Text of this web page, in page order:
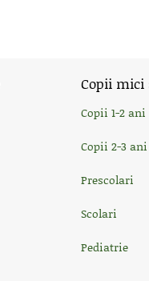
Copii
Copii 1-2 ani
Copii 2-3 ani
Prescolari
Scolari
Pediatrie